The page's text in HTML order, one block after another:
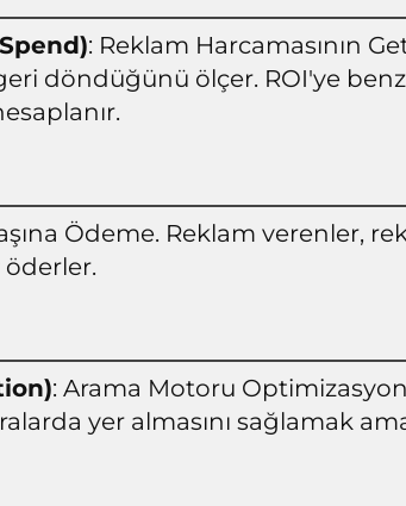
: Reklam Harcamasının
döndüğünü ölçer. ROI'ye
Ödeme. Reklam verenler,
: Arama Motoru
yer almasını sağlamak